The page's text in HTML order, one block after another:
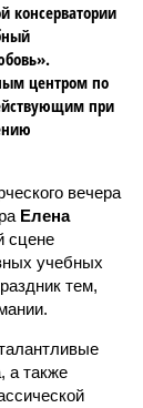
консерватории
центром по
при
вечера
Елена
сцене
учебных
тем,
а также